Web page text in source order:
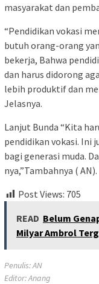
masyarakat dan
“Pendidikan vokasi
butuh orang-orang
bekerja, Bahwa
dan harus didorong
lebih produktif dan
Jelasnya.
Lanjut Bunda “Kita
pendidikan vokasi. Ini
bagi generasi muda.
nya,”Tambahnya ( AN).
Post Views: 705
READ Belum
Milyar Ambrol
Penulis: AN
Editor: Anang